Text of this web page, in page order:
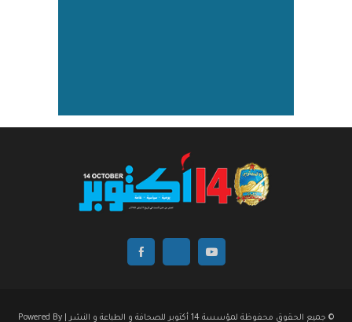
© جميع الحقوق محفوظة لمؤسسة 14 أكتوبر للصحافة و الطباعة و النشر | Powered By